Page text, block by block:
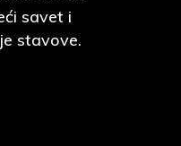
savet i
stavove.